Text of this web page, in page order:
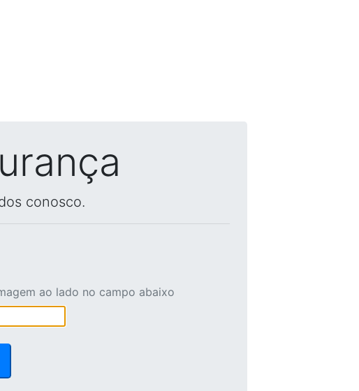
conosco.
ao lado no campo abaixo